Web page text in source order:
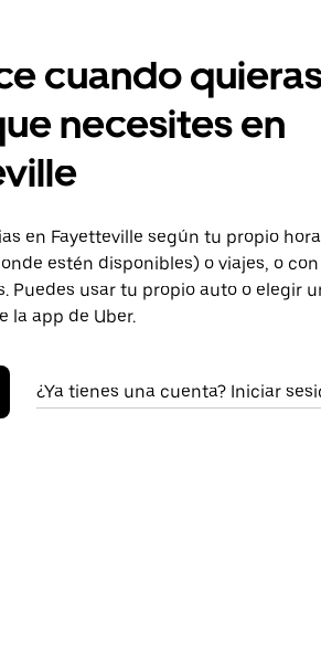
cuando
necesites en
en Fayetteville según tu propio
estén disponibles) o viajes, o con
Puedes usar tu propio auto o elegir
la app de Uber.
¿Ya tienes una cuenta? Iniciar